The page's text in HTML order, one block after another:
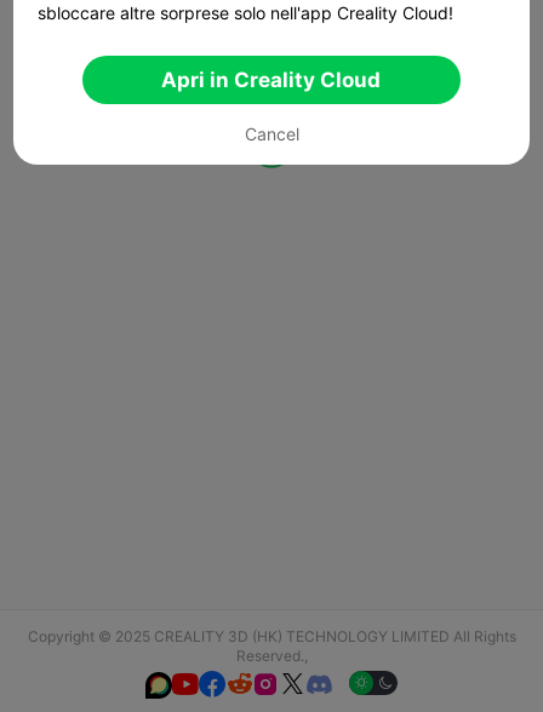
Copyright © 2025 CREALITY 3D (HK) TECHNOLOGY LIMITED All Rights
Reserved.,
  
sbloccare altre sorprese solo nell'app Creality Cloud!
Apri in Creality Cloud
Cancel